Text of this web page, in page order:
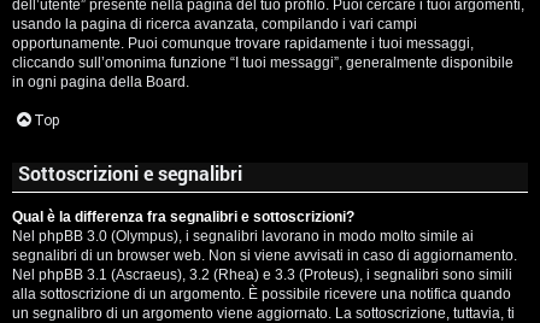
dell’utente” presente nella pagina del tuo profilo. Puoi cercare i tuoi argomenti,
usando la pagina di ricerca avanzata, compilando i vari campi
opportunamente. Puoi comunque trovare rapidamente i tuoi messaggi,
cliccando sull’omonima funzione “I tuoi messaggi”, generalmente disponibile
in ogni pagina della Board.
Top
Sottoscrizioni e segnalibri
Qual è la differenza fra segnalibri e sottoscrizioni?
Nel phpBB 3.0 (Olympus), i segnalibri lavorano in modo molto simile ai
segnalibri di un browser web. Non si viene avvisati in caso di aggiornamento.
Nel phpBB 3.1 (Ascraeus), 3.2 (Rhea) e 3.3 (Proteus), i segnalibri sono simili
alla sottoscrizione di un argomento. È possibile ricevere una notifica quando
un segnalibro di un argomento viene aggiornato. La sottoscrizione, tuttavia, ti